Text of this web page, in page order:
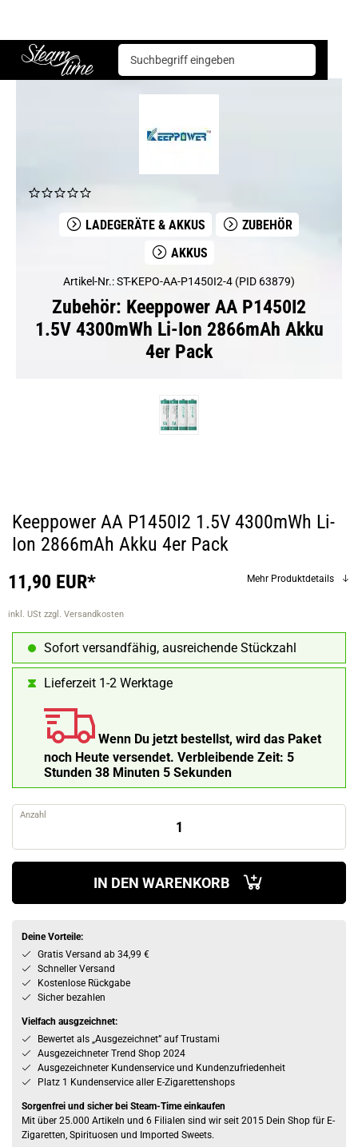
Steam time
Zubehör Ladegeräte & Akkus Akkus
LADEGERÄTE & AKKUS
ZUBEHÖR
AKKUS
Artikel-Nr.: ST-KEPO-AA-P1450I2-4 (PID 63879)
Zubehör: Keeppower AA P1450I2
1.5V 4300mWh Li-Ion 2866mAh Akku
4er Pack
Keeppower AA P1450I2 1.5V 4300mWh Li-
Ion 2866mAh Akku 4er Pack
11,90 EUR*
inkl. USt zzgl. Versandkosten
Mehr Produktdetails
Sofort versandfähig, ausreichende Stückzahl
Lieferzeit 1-2 Werktage
Wenn Du jetzt bestellst, wird das Paket
noch Heute versendet. Verbleibende Zeit: 5
Stunden 38 Minuten 4 Sekunden
Anzahl
IN DEN WARENKORB
Deine Vorteile:
Gratis Versand ab 34,99 €
Schneller Versand
Kostenlose Rückgabe
Sicher bezahlen
Vielfach ausgzeichnet:
Bewertet als „Ausgezeichnet” auf Trustami
Ausgezeichneter Trend Shop 2024
Ausgezeichneter Kundenservice und Kundenzufriedenheit
Platz 1 Kundenservice aller E-Zigarettenshops
Sorgenfrei und sicher bei Steam-Time einkaufen
Mit über 25.000 Artikeln und 6 Filialen sind wir seit 2015 Dein Shop für E-
Zigaretten, Spirituosen und Imported Sweets.